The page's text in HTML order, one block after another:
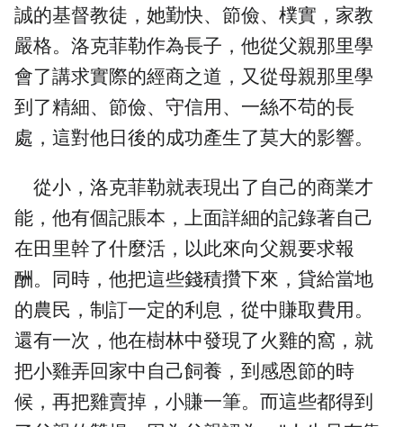
誠的基督教徒，她勤快、節儉、樸實，家教
嚴格。洛克菲勒作為長子，他從父親那里學
會了講求實際的經商之道，又從母親那里學
到了精細、節儉、守信用、一絲不苟的長
處，這對他日後的成功產生了莫大的影響。
從小，洛克菲勒就表現出了自己的商業才
能，他有個記賬本，上面詳細的記錄著自己
在田里幹了什麼活，以此來向父親要求報
酬。同時，他把這些錢積攢下來，貸給當地
的農民，制訂一定的利息，從中賺取費用。
還有一次，他在樹林中發現了火雞的窩，就
把小雞弄回家中自己飼養，到感恩節的時
候，再把雞賣掉，小賺一筆。而這些都得到